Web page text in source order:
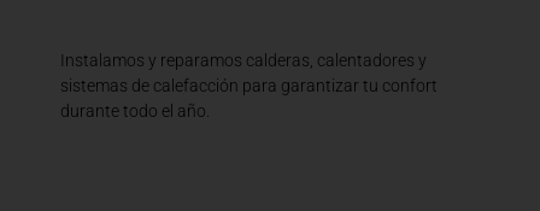
Instalamos y reparamos calderas, calentadores y
sistemas de calefacción para garantizar tu confort
durante todo el año.